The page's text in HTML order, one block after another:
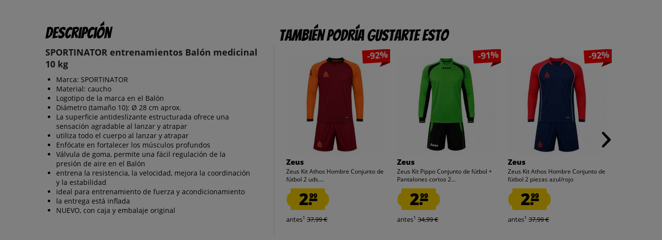
Descripción
SPORTINATOR entrenamientos Balón medicinal
10 kg
Marca: SPORTINATOR
Material: caucho
Logotipo de la marca en el Balón
Diámetro (tamaño 10): Ø 28 cm aprox.
La superficie antideslizante estructurada ofrece una
sensación agradable al lanzar y atrapar
utiliza todo el cuerpo al lanzar y atrapar
Enfócate en fortalecer los músculos profundos
Válvula de goma, permite una fácil regulación de la
presión de aire en el Balón
entrena la resistencia, la velocidad, mejora la coordinación
y la estabilidad
ideal para entrenamiento de fuerza y acondicionamiento
la entrega está inflada
NUEVO, con caja y embalaje original
También podría gustarte esto
-92%
Zeus
Zeus Kit Athos Hombre Conjunto de
fútbol 2 uds....
2.99
antes1 37,99 €
-91%
Zeus
Zeus Kit Pippo Conjunto de fútbol +
Pantalones cortos 2...
2.99
antes1 34,99 €
-92%
Zeus
Zeus Kit Athos Hombre Conjunto de
fútbol 2 piezas azul/rojo
2.99
antes1 37,99 €